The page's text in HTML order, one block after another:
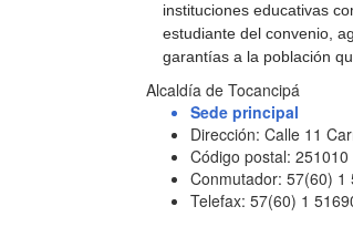
instituciones educativas
estudiante del convenio,
garantías a la población
Alcaldía de Tocancipá
Sede principal
Dirección: Calle 11
Código postal: 251010
Conmutador: 57(60) 1
Telefax: 57(60) 1